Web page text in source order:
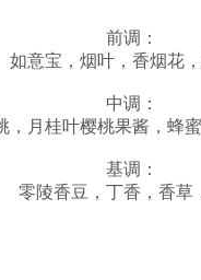
前调：
如意宝，烟叶，香烟花
中调：
月桂叶樱桃果酱，蜂
基调：
零陵香豆，丁香，香草